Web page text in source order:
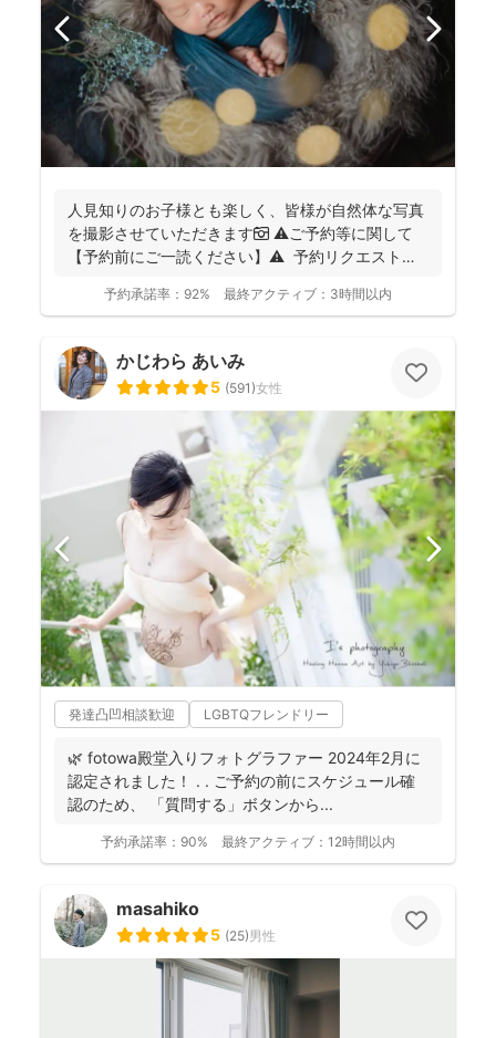
人見知りのお子様とも楽しく、皆様が自然体な写真
を撮影させていただきます📷 ⚠️ご予約等に関して
【予約前にご一読ください】⚠️ 予約リクエストの
予約承諾率： 92% 最終アクティブ： 3時間以内
かじわら あいみ
5 (591)女性
発達凸凹相談歓迎 LGBTQフレンドリー
🌿 fotowa殿堂入りフォトグラファー 2024年2月に
認定されました！ . . ご予約の前にスケジュール確
認のため、 「質問する」ボタンから...
予約承諾率： 90% 最終アクティブ： 12時間以内
masahiko
5 (25)男性